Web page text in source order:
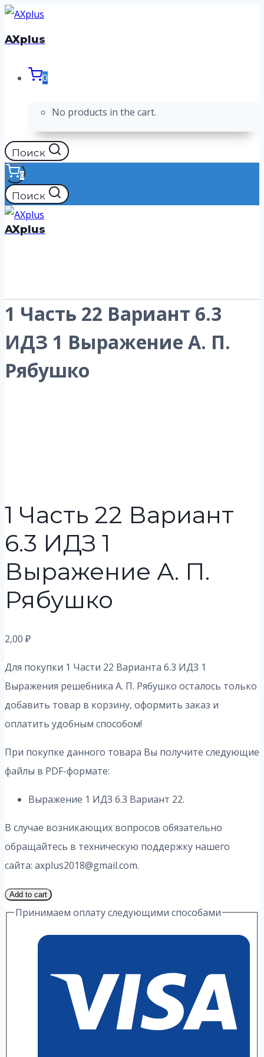
Перейти
к
AXplus
0
No products in the cart.
Поиск
0
Поиск
AXplus
1 Часть 22 Вариант 6.3
ИДЗ 1 Выражение А. П.
Рябушко
1 Часть 22 Вариант
6.3 ИДЗ 1
Выражение А. П.
Рябушко
2,00 ₽
Для покупки 1 Части 22 Варианта 6.3 ИДЗ 1
Выражения решебника А. П. Рябушко осталось только
добавить товар в корзину, оформить заказ и
оплатить удобным способом!
При покупке данного товара Вы получите следующие
файлы в PDF-формате:
Выражение 1 ИДЗ 6.3 Вариант 22.
В случае возникающих вопросов обязательно
обращайтесь в техническую поддержку нашего
сайта: axplus2018@gmail.com.
1
Часть
Add to cart
Принимаем оплату следующими способами